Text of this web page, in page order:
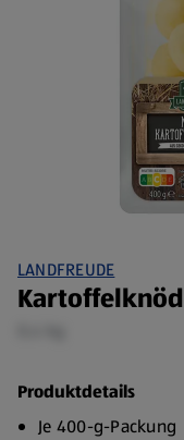
LANDFREUDE
Produktdetails
Je 400-g-Packung